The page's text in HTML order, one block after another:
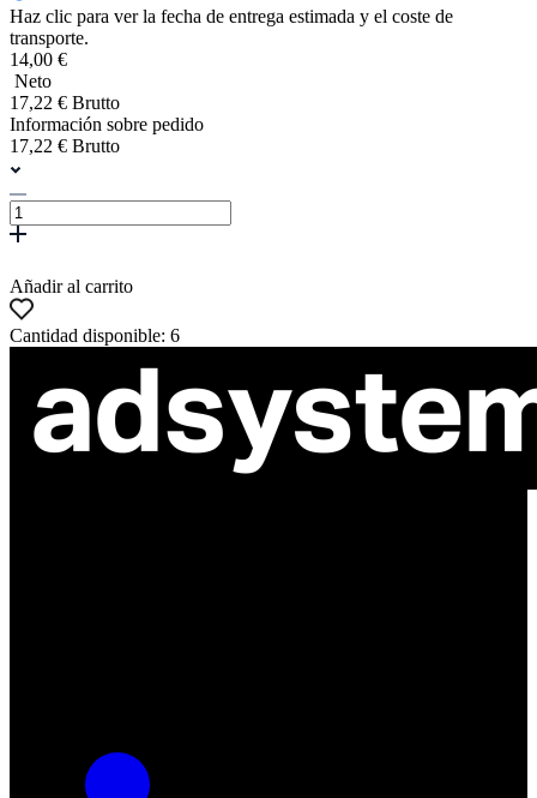
Haz clic para ver la fecha de entrega estimada y el coste de
transporte.
14,00 €
Neto
17,22 € Brutto
Información sobre pedido
17,22 € Brutto
Añadir al carrito
Cantidad disponible: 6